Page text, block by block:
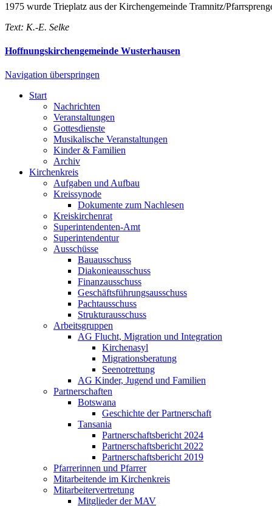
1975 wurde Trieplatz aus der Kirchengemeinde Tramnitz/
Text: K.-E. Selke
Hoffnungskirchengemeinde Wusterhausen
Navigation überspringen
Start
Nachrichten
Veranstaltungen
Gottesdienste
Musikalische Veranstaltungen
Kinder & Familien
Archiv
Kirchenkreis
Aufgaben und Aufbau
Kreissynode
Dokumente zum Nachlesen
Kreiskirchenrat
Superintendenten-Amt
Superintendentur
Ausschüsse
Bauausschuss
Diakonieausschuss
Finanzausschuss
Geschäftsführungsausschuss
Pachtausschuss
Strukturausschuss
Arbeitsgruppen
AG Flucht, Migration und Integration
Kirchenasyl
Migrationsberatung
Seenotrettung
AG Kinder, Jugend und Familien
Partnerschaften
Botswana
Geschichte der Partnerschaft
Tansania
Partnerschaftsbericht 2024
Partnerschaftsbericht 2022
Partnerschaftsbericht 2019
Pfarrerinnen und Pfarrer
Mitarbeitende im Kirchenkreis
Mitarbeitervertretung
Mitglieder der MAV